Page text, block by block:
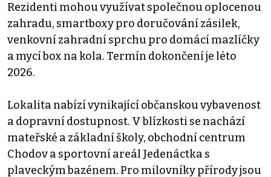
Rezidenti mohou využívat společnou oplocenou
zahradu, smartboxy pro doručování zásilek,
venkovní zahradní sprchu pro domácí mazlíčky
a mycí box na kola. Termín dokončení je léto
2026.
Lokalita nabízí vynikající občanskou vybavenost
a dopravní dostupnost. V blízkosti se nachází
mateřské a základní školy, obchodní centrum
Chodov a sportovní areál Jedenáctka s
plaveckým bazénem. Pro milovníky přírody jsou